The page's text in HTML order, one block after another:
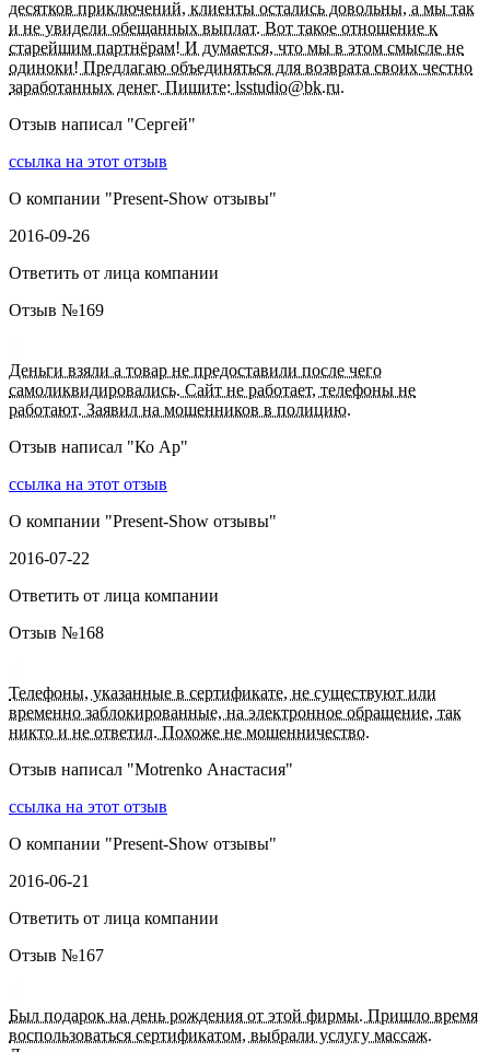
десятков приключений, клиенты остались довольны, а мы так
и не увидели обещанных выплат. Вот такое отношение к
старейшим партнёрам! И думается, что мы в этом смысле не
одиноки! Предлагаю объединяться для возврата своих честно
заработанных денег. Пишите: lsstudio@bk.ru.
Отзыв написал "Сергей"
ссылка на этот отзыв
О компании "Present-Show отзывы"
2016-09-26
Ответить от лица компании
Отзыв №169
Деньги взяли а товар не предоставили после чего
самоликвидировались. Сайт не работает, телефоны не
работают. Заявил на мошенников в полицию.
Отзыв написал "Ко Ар"
ссылка на этот отзыв
О компании "Present-Show отзывы"
2016-07-22
Ответить от лица компании
Отзыв №168
Телефоны, указанные в сертификате, не существуют или
временно заблокированные, на электронное обращение, так
никто и не ответил. Похоже не мошенничество.
Отзыв написал "Motrenko Анастасия"
ссылка на этот отзыв
О компании "Present-Show отзывы"
2016-06-21
Ответить от лица компании
Отзыв №167
Был подарок на день рождения от этой фирмы. Пришло время
воспользоваться сертификатом, выбрали услугу массаж.